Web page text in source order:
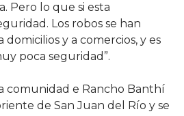
Pero lo que si esta
Los robos se han
y a comercios, y es
poca seguridad”.
comunidad e Rancho Banthí
de San Juan del Río y se